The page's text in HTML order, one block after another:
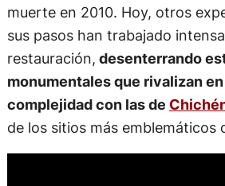
muerte en 2010. Hoy, otros
sus pasos han trabajado
restauración, desenterrando
monumentales que rivalizan
complejidad con las de
de los sitios más emblemáticos